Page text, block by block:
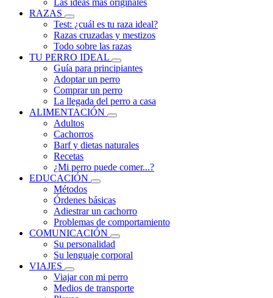
Las ideas más originales
RAZAS
Test: ¿cuál es tu raza ideal?
Razas cruzadas y mestizos
Todo sobre las razas
TU PERRO IDEAL
Guía para principiantes
Adoptar un perro
Comprar un perro
La llegada del perro a casa
ALIMENTACIÓN
Adultos
Cachorros
Barf y dietas naturales
Recetas
¿Mi perro puede comer...?
EDUCACIÓN
Métodos
Órdenes básicas
Adiestrar un cachorro
Problemas de comportamiento
COMUNICACIÓN
Su personalidad
Su lenguaje corporal
VIAJES
Viajar con mi perro
Medios de transporte